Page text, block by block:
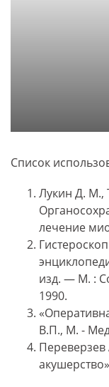
Список
Лукин Д. М.,
лечение
изд. — М. :
1990.
В.П., М. -
Переверзев